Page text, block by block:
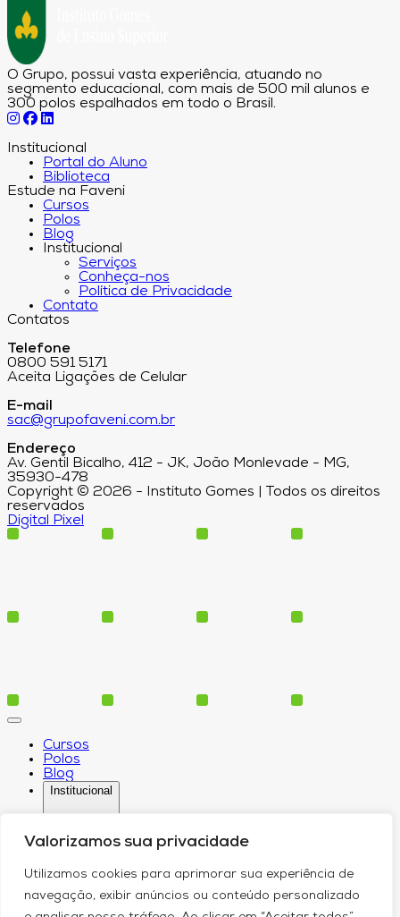
Valorizamos sua privacidade
Utilizamos cookies para aprimorar sua experiência de
navegação, exibir anúncios ou conteúdo personalizado
O Grupo, possui vasta experiência, atuando no
segmento educacional, com mais de 500 mil alunos e
300 polos espalhados em todo o Brasil.
Institucional
Portal do Aluno
Biblioteca
Estude na Faveni
Cursos
Polos
Blog
Institucional
Serviços
Conheça-nos
Política de Privacidade
Contato
Contatos
Telefone
0800 591 5171
Aceita Ligações de Celular
E-mail
sac@grupofaveni.com.br
Endereço
Av. Gentil Bicalho, 412 - JK, João Monlevade - MG,
35930-478
Copyright © 2026 - Instituto Gomes | Todos os direitos
reservados
Digital Pixel
Cursos
Polos
Blog
Institucional
Serviços
Conheça-nos
Política de Privacidade